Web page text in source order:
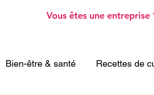
Vous êtes une entreprise
Bien-être & santé Recettes de